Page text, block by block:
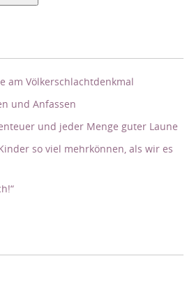
am Völkerschlachtdenkmal
und Anfassen
und jeder Menge guter Laune
so viel mehrkönnen, als wir es